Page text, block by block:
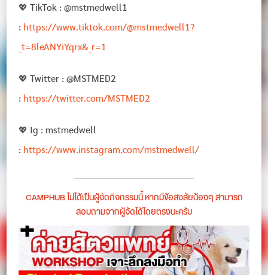
💖 TikTok : @mstmedwell1
: https://www.tiktok.com/@mstmedwell1?
_t=8leANYiYqrx&_r=1
💖 Twitter : @MSTMED2
: https://twitter.com/MSTMED2
💖 Ig : mstmedwell
: https://www.instagram.com/mstmedwell/
CAMPHUB ไม่ได้เป็นผู้จัดกิจกรรมนี้ หากมีข้อสงสัยน้องๆ สามารถ
สอบถามจากผู้จัดได้โดยตรงนะครับ